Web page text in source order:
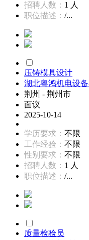
招聘人数： 1 人
职位描述： /...
压铸模具设计
湖北粤鸿机电设
荆州 - 荆州市
面议
2025-10-14
学历要求： 不限
工作经验： 不限
性别要求： 不限
招聘人数： 1 人
职位描述： /...
质量检验员